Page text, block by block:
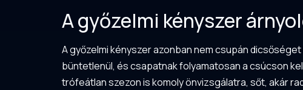
A győzelmi kényszer
A győzelmi kényszer azonban nem csupán
büntetlenül, és csapatnak folyamatosan a csúcson
trófeátlan szezon is komoly önvizsgálatra, sőt, akár